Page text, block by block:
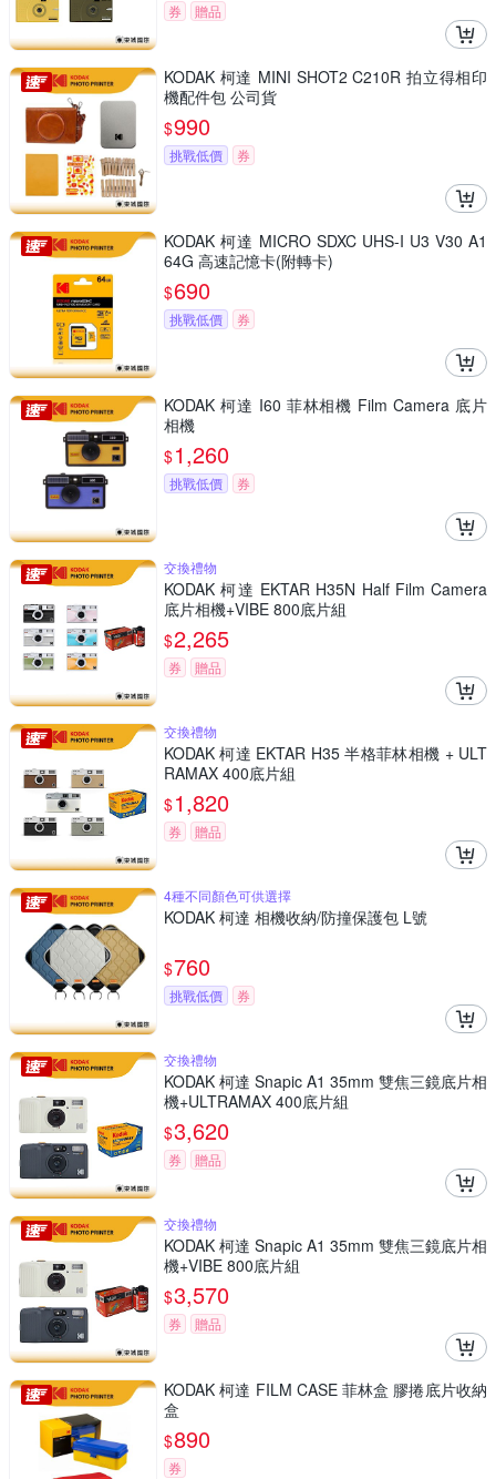
券 贈品
KODAK 柯達 MINI SHOT2 C210R 拍立得相印
機配件包 公司貨
$990
挑戰低價 券
KODAK 柯達 MICRO SDXC UHS-I U3 V30 A1
64G 高速記憶卡(附轉卡)
$690
挑戰低價 券
KODAK 柯達 I60 菲林相機 Film Camera 底片
相機
$1,260
挑戰低價 券
交換禮物
KODAK 柯達 EKTAR H35N Half Film Camera
底片相機+VIBE 800底片組
$2,265
券 贈品
交換禮物
KODAK 柯達 EKTAR H35 半格菲林相機 + ULT
RAMAX 400底片組
$1,820
券 贈品
4種不同顏色可供選擇
KODAK 柯達 相機收納/防撞保護包 L號
$760
挑戰低價 券
交換禮物
KODAK 柯達 Snapic A1 35mm 雙焦三鏡底片相
機+ULTRAMAX 400底片組
$3,620
券 贈品
交換禮物
KODAK 柯達 Snapic A1 35mm 雙焦三鏡底片相
機+VIBE 800底片組
$3,570
券 贈品
KODAK 柯達 FILM CASE 菲林盒 膠捲底片收納
盒
$890
券